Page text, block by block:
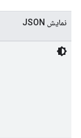
نمایش JSON